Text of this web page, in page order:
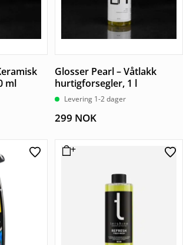
ml
Glosser Pearl – Våtlakk
hurtigforsegler, 1 l
Levering 1-2 dager
299 NOK